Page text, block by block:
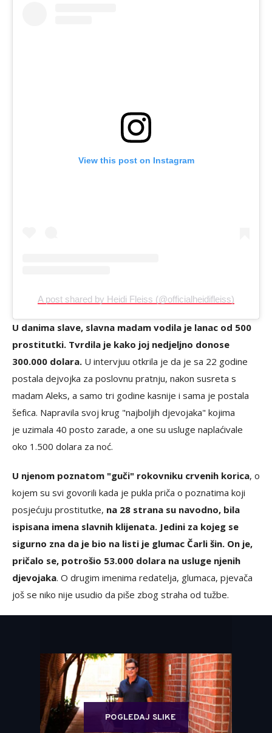
View this post on Instagram
A post shared by Heidi Fleiss (@officialheidifleiss)
U danima slave, slavna madam vodila je lanac od 500
prostitutki. Tvrdila je kako joj nedjeljno donose
300.000 dolara. U intervjuu otkrila je da je sa 22 godine
postala dejvojka za poslovnu pratnju, nakon susreta s
madam Aleks, a samo tri godine kasnije i sama je postala
šefica. Napravila svoj krug "najboljih djevojaka" kojima
je uzimala 40 posto zarade, a one su usluge naplaćivale
oko 1.500 dolara za noć.
U njenom poznatom "guči" rokovniku crvenih korica, o
kojem su svi govorili kada je pukla priča o poznatima koji
posjećuju prostitutke, na 28 strana su navodno, bila
ispisana imena slavnih klijenata. Jedini za kojeg se
sigurno zna da je bio na listi je glumac Čarli šin. On je,
pričalo se, potrošio 53.000 dolara na usluge njenih
djevojaka. O drugim imenima redatelja, glumaca, pjevača
još se niko nije usudio da piše zbog straha od tužbe.
POGLEDAJ SLIKE